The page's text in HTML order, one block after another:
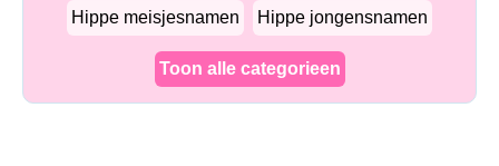
Hippe meisjesnamen Hippe jongensnamen
Toon alle categorieen